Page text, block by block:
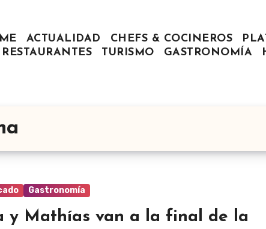
ACTUALIDAD CHEFS & COCINEROS
RESTAURANTES
TURISMO GASTRONOMÍA
Gastronomía
y Mathías van a la final de la